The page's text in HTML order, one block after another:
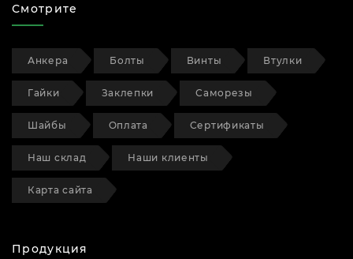
Смотрите
Анкера Болты Винты Втулки
Гайки Заклепки Саморезы
Шайбы Оплата Сертификаты
Наш склад Наши клиенты
Карта сайта
Продукция